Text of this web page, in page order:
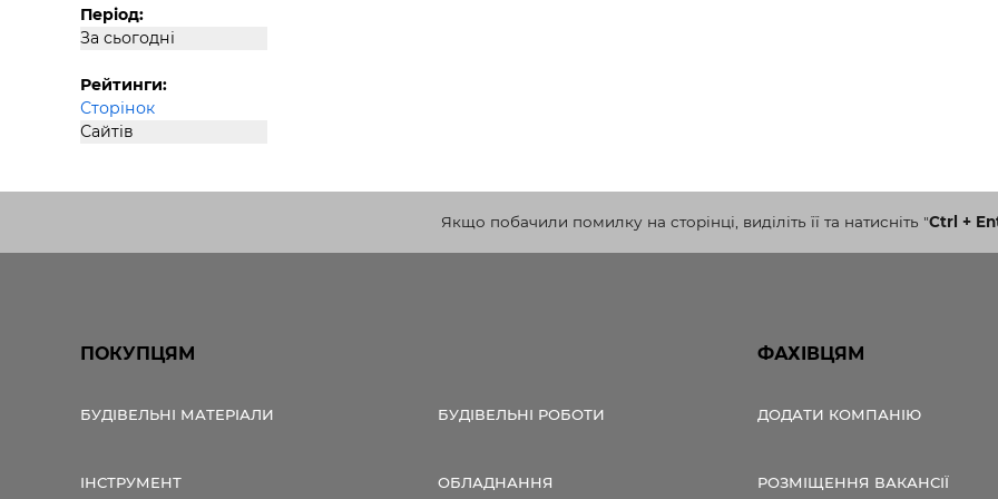
Період:
За сьогодні
Рейтинги:
Сторінок
Сайтів
Якщо побачили помилку на сторінці, виділіть її та натисніть "Ctrl +
ПОКУПЦЯМ
БУДІВЕЛЬНІ МАТЕРІАЛИ БУДІВЕЛЬНІ РОБОТИ
ІНСТРУМЕНТ ОБЛАДНАННЯ
ФАХІВЦЯМ
ДОДАТИ КОМПАНІЮ
РОЗМІЩЕННЯ ВАКАНСІЇ